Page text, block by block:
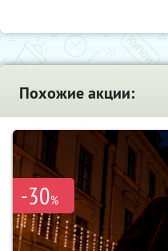
Похожие акции:
-30%